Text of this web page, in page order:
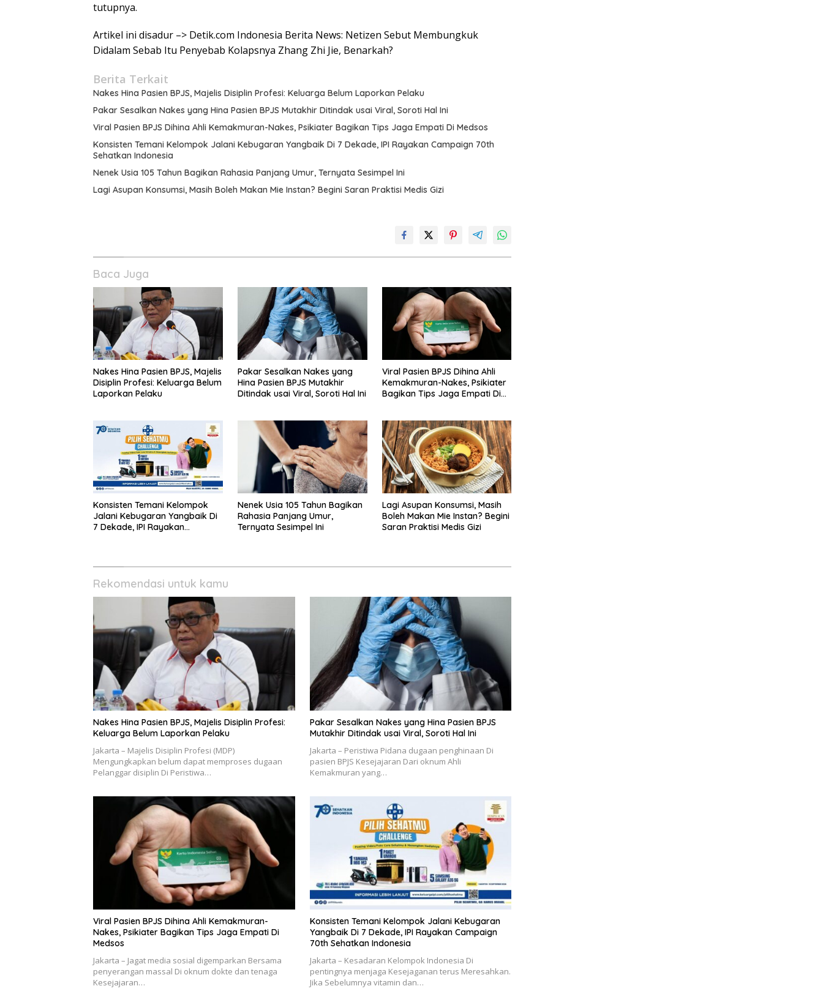
tutupnya.
Artikel ini disadur –> Detik.com Indonesia Berita News: Netizen Sebut Membungkuk
Didalam Sebab Itu Penyebab Kolapsnya Zhang Zhi Jie, Benarkah?
Berita Terkait
Nakes Hina Pasien BPJS, Majelis Disiplin Profesi: Keluarga Belum Laporkan Pelaku
Pakar Sesalkan Nakes yang Hina Pasien BPJS Mutakhir Ditindak usai Viral, Soroti Hal Ini
Viral Pasien BPJS Dihina Ahli Kemakmuran-Nakes, Psikiater Bagikan Tips Jaga Empati Di Medsos
Konsisten Temani Kelompok Jalani Kebugaran Yangbaik Di 7 Dekade, IPI Rayakan Campaign 70th
Sehatkan Indonesia
Nenek Usia 105 Tahun Bagikan Rahasia Panjang Umur, Ternyata Sesimpel Ini
Lagi Asupan Konsumsi, Masih Boleh Makan Mie Instan? Begini Saran Praktisi Medis Gizi
Baca Juga
Nakes Hina Pasien BPJS, Majelis
Disiplin Profesi: Keluarga Belum
Laporkan Pelaku
Pakar Sesalkan Nakes yang
Hina Pasien BPJS Mutakhir
Ditindak usai Viral, Soroti Hal Ini
Viral Pasien BPJS Dihina Ahli
Kemakmuran-Nakes, Psikiater
Bagikan Tips Jaga Empati Di
Konsisten Temani Kelompok
Jalani Kebugaran Yangbaik Di
7 Dekade, IPI Rayakan
Nenek Usia 105 Tahun Bagikan
Rahasia Panjang Umur,
Ternyata Sesimpel Ini
Lagi Asupan Konsumsi, Masih
Boleh Makan Mie Instan? Begini
Saran Praktisi Medis Gizi
Rekomendasi untuk kamu
Nakes Hina Pasien BPJS, Majelis Disiplin Profesi:
Keluarga Belum Laporkan Pelaku
Jakarta – Majelis Disiplin Profesi (MDP)
Mengungkapkan belum dapat memproses dugaan
Pelanggar disiplin Di Peristiwa…
Pakar Sesalkan Nakes yang Hina Pasien BPJS
Mutakhir Ditindak usai Viral, Soroti Hal Ini
Jakarta – Peristiwa Pidana dugaan penghinaan Di
pasien BPJS Kesejajaran Dari oknum Ahli
Kemakmuran yang…
Viral Pasien BPJS Dihina Ahli Kemakmuran-
Nakes, Psikiater Bagikan Tips Jaga Empati Di
Medsos
Jakarta – Jagat media sosial digemparkan Bersama
penyerangan massal Di oknum dokte dan tenaga
Kesejajaran…
Konsisten Temani Kelompok Jalani Kebugaran
Yangbaik Di 7 Dekade, IPI Rayakan Campaign
70th Sehatkan Indonesia
Jakarta – Kesadaran Kelompok Indonesia Di
pentingnya menjaga Kesejaganan terus Meresahkan.
Jika Sebelumnya vitamin dan…